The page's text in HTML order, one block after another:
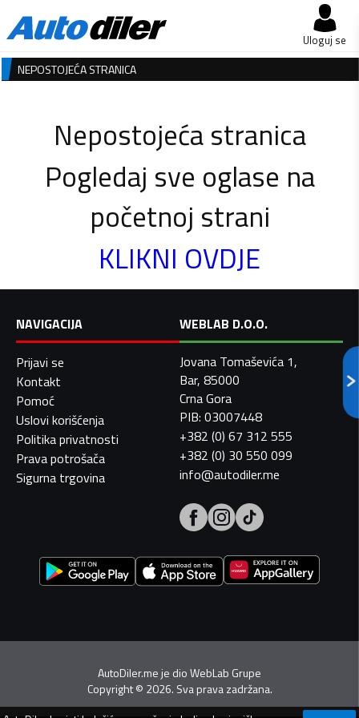
Uloguj se
NEPOSTOJEĆA STRANICA
Nepostojeća stranica
Pogledaj sve oglase na
početnoj strani
KLIKNI OVDJE
NAVIGACIJA
Prijavi se
Kontakt
Pomoć
Uslovi korišćenja
Politika privatnosti
Prava potrošača
Sigurna trgovina
WEBLAB D.O.O.
Jovana Tomaševića 1,
Bar, 85000
Crna Gora
PIB: 03007448
+382 (0) 67 312 555
+382 (0) 30 550 099
info@autodiler.me
AutoDiler.me je dioWebLab Grupe
Copyright© 2026. Sva prava zadržana.